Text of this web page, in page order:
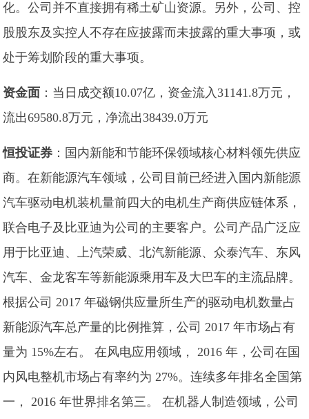
化。公司并不直接拥有稀土矿山资源。另外，公司、控
股股东及实控人不存在应披露而未披露的重大事项，或
处于筹划阶段的重大事项。
资金面 ：当日成交额10.07亿，资金流入31141.8万元，
流出69580.8万元，净流出38439.0万元
恒投证券 ：国内新能和节能环保领域核心材料领先供应
商。在新能源汽车领域，公司目前已经进入国内新能源
汽车驱动电机装机量前四大的电机生产商供应链体系，
联合电子及比亚迪为公司的主要客户。公司产品广泛应
用于比亚迪、上汽荣威、北汽新能源、众泰汽车、东风
汽车、金龙客车等新能源乘用车及大巴车的主流品牌。
根据公司 2017 年磁钢供应量所生产的驱动电机数量占
新能源汽车总产量的比例推算，公司 2017 年市场占有
量为 15%左右。 在风电应用领域， 2016 年，公司在国
内风电整机市场占有率约为 27%。连续多年排名全国第
一， 2016 年世界排名第三。 在机器人制造领域，公司